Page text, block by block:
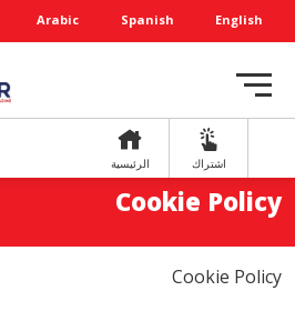
English
Spanish
Arabic
اشتراك الرئيسية
Cookie Policy
Cookie Policy